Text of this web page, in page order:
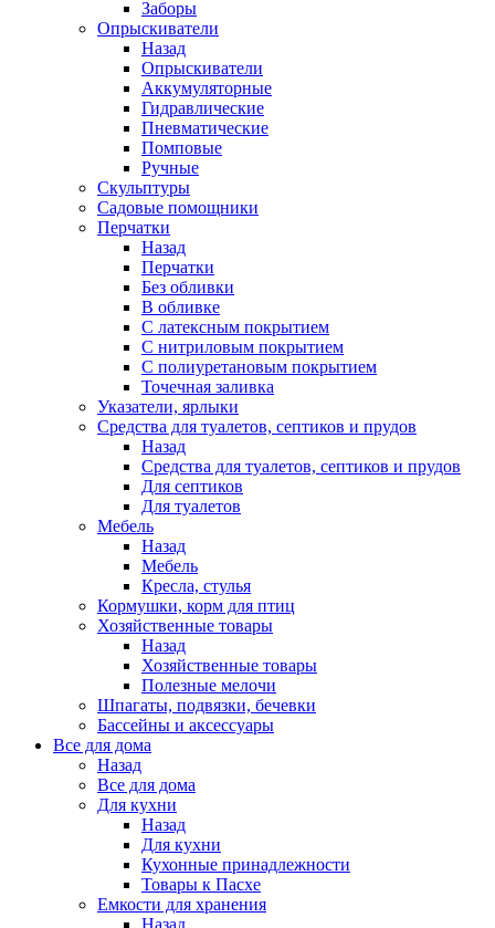
Заборы
Опрыскиватели
Назад
Опрыскиватели
Аккумуляторные
Гидравлические
Пневматические
Помповые
Ручные
Скульптуры
Садовые помощники
Перчатки
Назад
Перчатки
Без обливки
В обливке
С латексным покрытием
С нитриловым покрытием
С полиуретановым покрытием
Точечная заливка
Указатели, ярлыки
Средства для туалетов, септиков и прудов
Назад
Средства для туалетов, септиков и прудов
Для септиков
Для туалетов
Мебель
Назад
Мебель
Кресла, стулья
Кормушки, корм для птиц
Хозяйственные товары
Назад
Хозяйственные товары
Полезные мелочи
Шпагаты, подвязки, бечевки
Бассейны и аксессуары
Все для дома
Назад
Все для дома
Для кухни
Назад
Для кухни
Кухонные принадлежности
Товары к Пасхе
Емкости для хранения
Назад